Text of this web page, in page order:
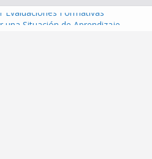
Evaluaciones Formativas